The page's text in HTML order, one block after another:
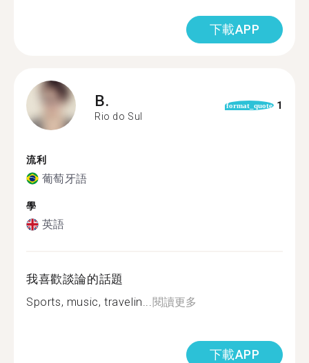
下載APP
B.
Rio do Sul
format_quote 1
流利
葡萄牙語
學
英語
我喜歡談論的話題
Sports, music, travelin...閱讀更多
下載APP